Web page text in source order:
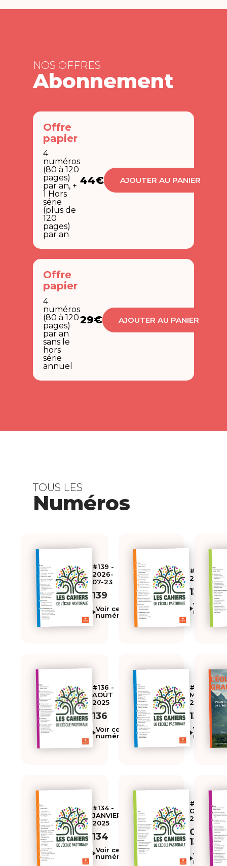
NOS OFFRES
Abonnement
Offre
papier
4
numéros
(80 à 120
pages)
par an, +
1 Hors
série
(plus de
120
pages)
par an
44€ AJOUTER AU PANIER
Offre
papier
4
numéros
(80 à 120
pages)
par an
sans le
hors
série
annuel
29€ AJOUTER AU PANIER
TOUS LES
Numéros
#139 -
2026-
07-23
139
Voir ce
numéro
#138 -
2026-07
138
Voir ce
numéro
#136 -
AOÛT
2025
136
Voir ce
numéro
#135 -
MAI
2025
135
Voir ce
numéro
#134 -
JANVIER
2025
134
Voir ce
numéro
#133 -
OCTOBRE
2024
CEP
133
Voir ce
numéro